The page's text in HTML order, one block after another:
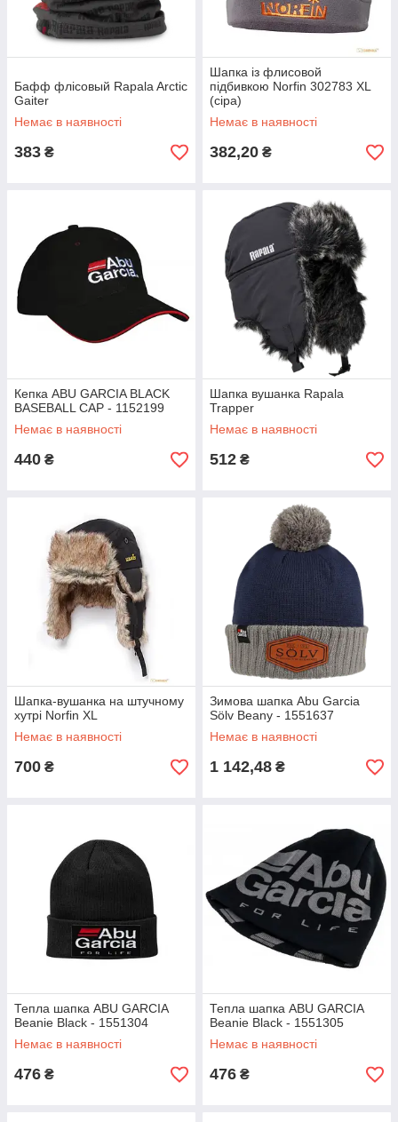
Бафф флісовый Rapala Arctic
Gaiter
Немає в наявності
383 ₴
Шапка із флисовой
підбивкою Norfin 302783 XL
(сіра)
Немає в наявності
382,20 ₴
Кепка ABU GARCIA BLACK
BASEBALL CAP - 1152199
Немає в наявності
440 ₴
Шапка вушанка Rapala
Trapper
Немає в наявності
512 ₴
Шапка-вушанка на штучному
хутрі Norfin XL
Немає в наявності
700 ₴
Зимова шапка Abu Garcia
Sölv Beany - 1551637
Немає в наявності
1 142,48 ₴
Тепла шапка ABU GARCIA
Beanie Black - 1551304
Немає в наявності
476 ₴
Тепла шапка ABU GARCIA
Beanie Black - 1551305
Немає в наявності
476 ₴